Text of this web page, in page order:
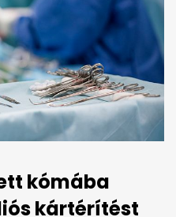
kómába
kártérítést